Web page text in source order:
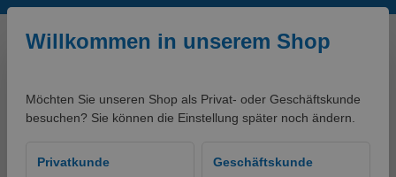
Zum Hauptinhalt springen
Willkommen in unserem Shop
Möchten Sie unseren Shop als Privat- oder Geschäftskunde
besuchen? Sie können die Einstellung später noch ändern.
Privatkunde
Geschäftskunde